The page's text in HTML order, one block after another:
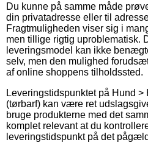
Du kunne på samme måde
din privatadresse eller til
Fragtmuligheden viser sig i
men tillige rigtig uproblematisk.
leveringsmodel kan ikke
selv, men den mulighed
af online shoppens tilholdssted.
Leveringstidspunktet på Hund
(tørbarf) kan være ret
bruge produkterne med det
komplet relevant at du
leveringstidspunkt på det